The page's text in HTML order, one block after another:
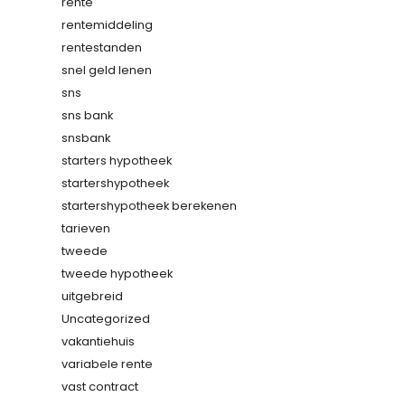
rentemiddeling
rentestanden
snel geld lenen
sns
sns bank
snsbank
starters hypotheek
startershypotheek
startershypotheek berekenen
tarieven
tweede
tweede hypotheek
uitgebreid
Uncategorized
vakantiehuis
variabele rente
vast contract